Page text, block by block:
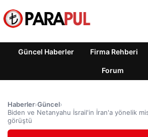
Güncel Haberler Firma Rehberi
Forum
Haberler›Güncel›
Biden ve Netanyahu İsrail'in İran'a yönelik
görüştü